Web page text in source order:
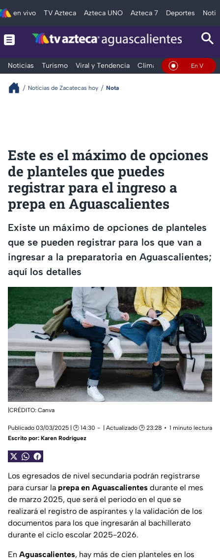
en vivo TV Azteca Azteca UNO Azteca 7 Deportes
Noticias Turismo Viral y Tendencia Clima DeportesEn Vivo
Noticias de Zacatecas hoy Nota
Este es el máximo de opciones
de planteles que puedes
registrar para el ingreso a
prepa en Aguascalientes
Existe un máximo de opciones de planteles
que se pueden registrar para los que van a
ingresar a la preparatoria en Aguascalientes;
aquí los detalles
|CRÉDITO: Canva
Publicado 03/03/2025 | 🕑 14:30 | Actualizado 🕑 23:28
1 minuto lectura
Escrito por: Karen Rodríguez
Los egresados de nivel secundaria podrán registrarse
para cursar la prepa en Aguascalientes durante el mes
de marzo 2025, que será el periodo en el que se
realizará el registro de aspirantes y la validación de los
documentos para los que ingresarán al bachillerato
durante el ciclo escolar 2025-2026.
En Aguascalientes, hay más de cien planteles en los